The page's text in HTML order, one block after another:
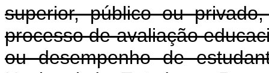
superior, público ou
processo de avaliação
ou desempenho de